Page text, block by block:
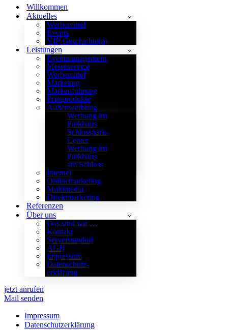
Willkommen
Aktuelles
Werbemittel
Events
VIP-Geschichte(n)
Leistungen
Eventmanagement
Messeservice
Werbemittel
Marketing
Markenführung
Printprodukte
Außenwerbung
Werbung im
Parkhaus
Schlosspark-
Center
Werbung im
Parkhaus
am Schloss
Internet
Onlinemarketing
Multimedia
Direktmarketing
Referenzen
Über uns
Das sind wir …
Kontakt
Serverstandort
AGB
Impressum
Datenschutz­
erklärung
jetzt anrufen
Mail senden
Impressum
Datenschutz­erklärung